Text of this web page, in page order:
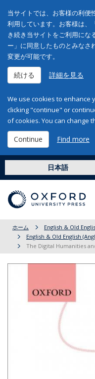
当サイトでは、お客様の利便
利用しています。お客様は、
き続き当サイトをご利用にな
ー」に同意したものとみなさ
変更が可能です。
続ける 詳細を見る
We use cookies to enhance
clicking "continue" or
of cookies. You can change
Continue Find more
日本語
ホーム
English & Old
English & Old English
The Digital Humanities